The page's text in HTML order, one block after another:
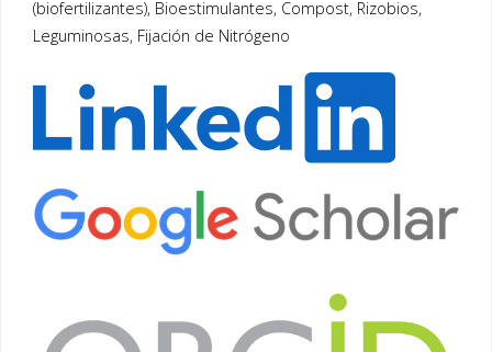
(biofertilizantes), Bioestimulantes, Compost, Rizobios,
Leguminosas, Fijación de Nitrógeno